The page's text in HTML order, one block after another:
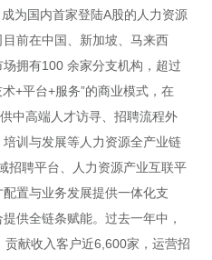
为国内首家登陆A股的人力资源
前在中国、新加坡、马来西
拥有100 余家分支机构，超过
+平台+服务”的商业模式，在
中高端人才访寻、招聘流程外
训与发展等人力资源全产业链
招聘平台、人力资源产业互联平
置与业务发展提供一体化支
供全链条赋能。过去一年中，
献收入客户近6,600家，运营招